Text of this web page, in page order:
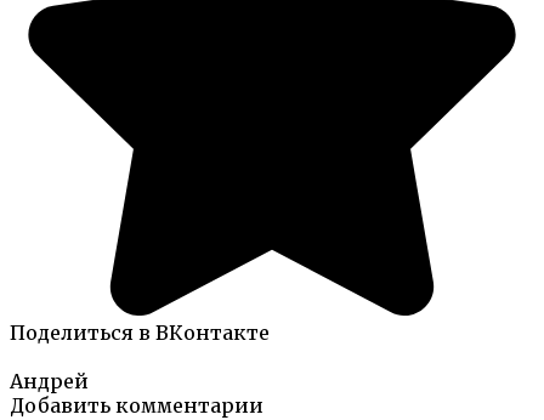
Поделиться в ВКонтакте
Андрей
Добавить комментарии